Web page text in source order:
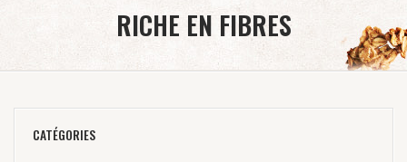
RICHE EN FIBRES
CATÉGORIES